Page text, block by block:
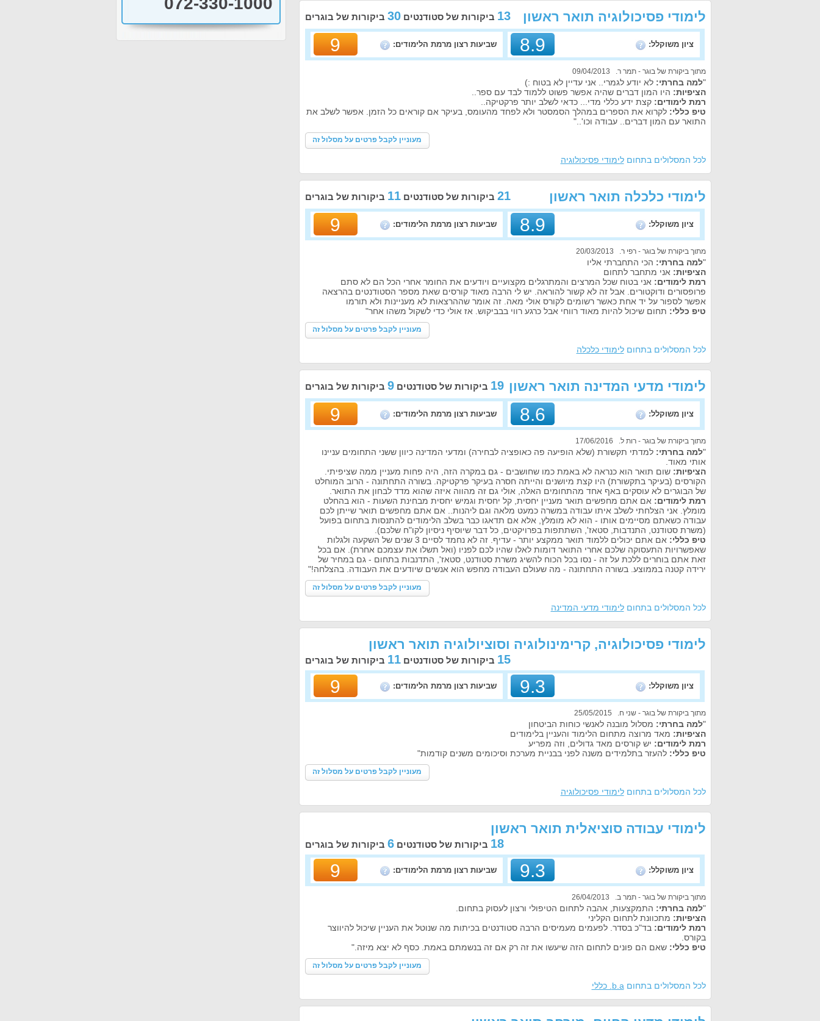
לימודי פסיכולוגיה תואר ראשון 13 ביקורות של סטודנטים30 ביקורות של בוגרים
ציון משוקלל: 8.9 שביעות רצון מרמת הלימודים: 9
מתוך ביקורת של בוגר - תמר ר. 09/04/2013
"למה בחרתי: לא יודע לגמרי.. אני עדיין לא בטוח :)
הציפיות: היו המון דברים שהיה אפשר פשוט ללמוד לבד עם ספר..
רמת לימודים: קצת ידע כללי מדי... כדאי לשלב יותר פרקטיקה..
טיפ כללי: לקרוא את הספרים במהלך הסמסטר ולא לפחד מהעומס, בעיקר אם קוראים כל הזמן. אפשר לשלב את
התואר עם המון דברים.. עבודה וכו'.."
מעוניין לקבל פרטים על מסלול זה
לכל המסלולים בתחוםלימודי פסיכולוגיה
לימודי כלכלה תואר ראשון 21 ביקורות של סטודנטים11 ביקורות של בוגרים
ציון משוקלל: 8.9 שביעות רצון מרמת הלימודים: 9
מתוך ביקורת של בוגר - רפי ר. 20/03/2013
"למה בחרתי: הכי התחברתי אליו
הציפיות: אני מתחבר לתחום
רמת לימודים: אני בטוח שכל המרצים והמתרגלים מקצועיים ויודעים את החומר אחרי הכל הם לא סתם
פרופסורים ודוקטורים. אבל זה לא קשור להוראה. יש לי הרבה מאוד קורסים שאת מספר הסטודנטים בהרצאה
אפשר לספור על יד אחת כאשר רשומים לקורס אולי מאה. זה אומר שההרצאות לא מעניינות ולא תורמו
טיפ כללי: תחום שיכול להיות מאוד רווחי אבל כרגע רווי בבביקוש. אז אולי כדי לשקול משהו אחר"
מעוניין לקבל פרטים על מסלול זה
לכל המסלולים בתחוםלימודי כלכלה
לימודי מדעי המדינה תואר ראשון 19 ביקורות של סטודנטים9 ביקורות של בוגרים
ציון משוקלל: 8.6 שביעות רצון מרמת הלימודים: 9
מתוך ביקורת של בוגר - רות ל. 17/06/2016
"למה בחרתי: למדתי תקשורת (שלא הופיעה פה כאופציה לבחירה) ומדעי המדינה כיוון ששני התחומים עניינו
אותי מאוד.
הציפיות: שום תואר הוא כנראה לא באמת כמו שחושבים - גם במקרה הזה, היה פחות מעניין ממה שציפיתי.
הקורסים (בעיקר בתקשורת) היו קצת מיושנים והייתה חסרה בעיקר פרקטיקה. בשורה התחתונה - הרוב המוחלט
של הבוגרים לא עוסקים באף אחד מהתחומים האלה, אולי גם זה מהווה איזה שהוא מדד לבחון את התואר.
רמת לימודים: אם אתם מחפשים תואר מעניין יחסית, קל יחסית וגמיש יחסית מבחינת השעות - הוא בהחלט
מומלץ. אני הצלחתי לשלב איתו עבודה במשרה כמעט מלאה וגם ליהנות.. אם אתם מחפשים תואר שייתן לכם
עבודה כשאתם מסיימים אותו - הוא לא מומלץ, אלא אם תדאגו כבר בשלב הלימודים להתנסות בתחום בפועל
(משרת סטודנט, התנדבות, סטאז', השתתפות בפרויקטים, כל דבר שיוסיף ניסיון לקו"ח שלכם).
טיפ כללי:
אם אתם יכולים ללמוד תואר ממקצע יותר - עדיף. זה לא נחמד לסיים 3 שנים של השקעה ולגלות
שאפשרויות התעסוקה שלכם אחרי התואר דומות לאלו שהיו לכם לפניו (ואל תשלו את עצמכם אחרת). אם בכל
זאת אתם בוחרים ללכת על זה - נסו בכל הכוח להשיג משרת סטודנט, סטאז', התדנבות בתחום - גם במחיר של
ירידה קטנה בממוצע. בשורה התחתונה - מה שעולם העבודה מחפש הוא אנשים שיודעים את העבודה. בהצלחה!"
מעוניין לקבל פרטים על מסלול זה
לכל המסלולים בתחוםלימודי מדעי המדינה
לימודי פסיכולוגיה, קרימינולוגיה וסוציולוגיה תואר ראשון
15 ביקורות של סטודנטים11 ביקורות של בוגרים
ציון משוקלל: 9.3 שביעות רצון מרמת הלימודים: 9
מתוך ביקורת של בוגר - שני ח. 25/05/2015
"למה בחרתי: מסלול מובנה לאנשי כוחות הביטחון
הציפיות: מאד מרוצה מתחום הלימוד והעניין בלימודים
רמת לימודים: יש קורסים מאד גדולים, וזה מפריע
טיפ כללי: להעזר בתלמידים משנה לפני בבניית מערכת וסיכומים משנים קודמות"
מעוניין לקבל פרטים על מסלול זה
לכל המסלולים בתחוםלימודי פסיכולוגיה
לימודי עבודה סוציאלית תואר ראשון
18 ביקורות של סטודנטים6 ביקורות של בוגרים
ציון משוקלל: 9.3 שביעות רצון מרמת הלימודים: 9
מתוך ביקורת של בוגר - תמר ב. 26/04/2013
"למה בחרתי: התמקצעות, אהבה לתחום הטיפולי ורצון לעסוק בתחום.
הציפיות: מתכוונת לתחום הקליני
רמת לימודים: בד"כ בסדר. לפעמים מעמיסים הרבה סטודנטים בכיתות מה שנוטל את העניין שיכול להיווצר
בקורס.
טיפ כללי: שאם הם פונים לתחום הזה שיעשו את זה רק אם זה בנשמתם באמת. כסף לא יצא מיזה."
מעוניין לקבל פרטים על מסלול זה
לכל המסלולים בתחום b.a. כללי